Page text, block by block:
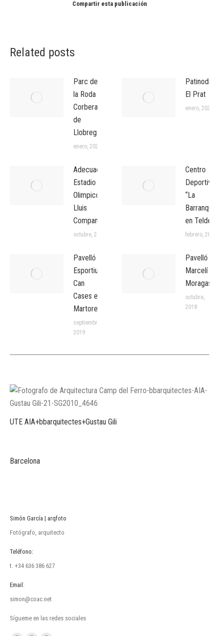
Compartir esta publicación
Related posts
Parc de
la Roda
Corbera
de
Llobregat
enero, 2026
El Prat
enero, 2026
Adecuacion
Estadio
Olimpico
Lluis
Companys
octubre, 2024
Centro
Deportivo
“La
en Telde
febrero, 2021
Pavelló
Esportiu
Can
Cases en
Martorell
septiembre,
2019
Pavelló
Marcelí
Moragas
octubre,
2018
UTE AIA+bbarquitectes+Gustau Gili
Barcelona
Simón García | arqfoto
Fotógrafo, arquitecto
Teléfono:
t. +34 636 386 627
Email:
simon@coac.net
Sígueme en las redes sociales